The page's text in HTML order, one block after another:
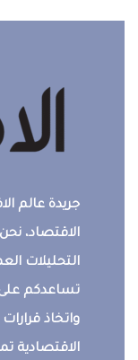
جريدة عالم
الاقتصاد،
التحليلات
تساعدكم على
واتخاذ
الاقتصادية